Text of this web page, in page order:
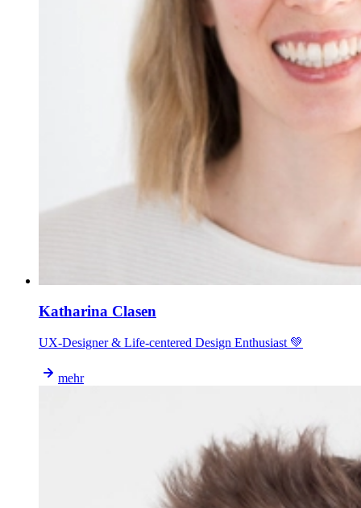
Katharina Clasen
UX-Designer & Life-centered Design Enthusiast 💚
mehr